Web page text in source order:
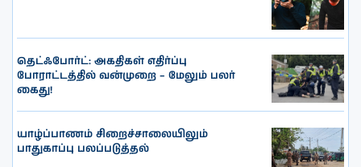
தெட்ஃபோர்ட்: அகதிகள் எதிர்ப்பு
போராட்டத்தில் வன்முறை – மேலும் பலர்
கைது!
யாழ்ப்பாணம் சிறைச்சாலையிலும்
பாதுகாப்பு பலப்படுத்தல்